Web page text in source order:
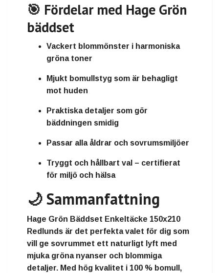
🎯 Fördelar med Hage Grön
bäddset
Vackert blommönster i harmoniska
gröna toner
Mjukt bomullstyg som är behagligt
mot huden
Praktiska detaljer som gör
bäddningen smidig
Passar alla åldrar och sovrumsmiljöer
Tryggt och hållbart val – certifierat
för miljö och hälsa
🌙 Sammanfattning
Hage Grön Bäddset Enkeltäcke 150x210
Redlunds är det perfekta valet för dig som
vill ge sovrummet ett naturligt lyft med
mjuka gröna nyanser och blommiga
detaljer. Med hög kvalitet i 100 % bomull,